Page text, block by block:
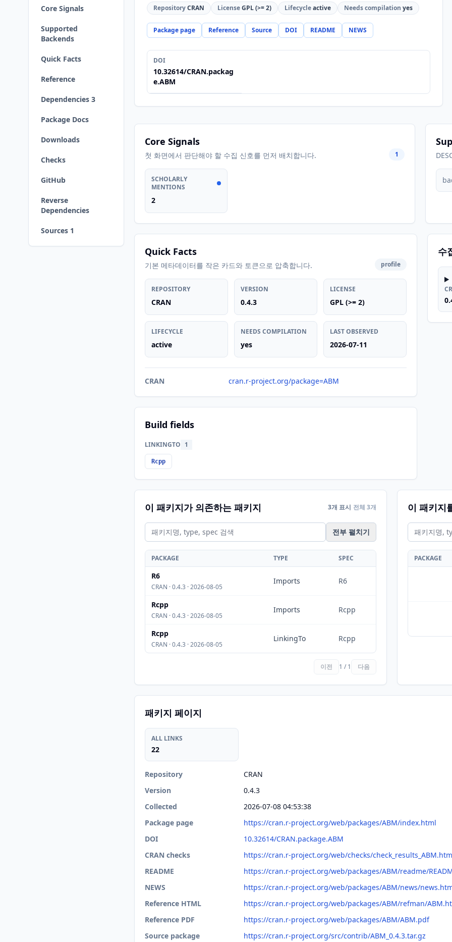
Core Signals
Supported
Backends
Quick Facts
Reference
Dependencies 3
Package Docs
Downloads
Checks
GitHub
Reverse
Dependencies
Sources 1
RepositoryCRAN LicenseGPL (>= 2) Lifecycleactive Needs compilation yes
Package page Reference Source DOI README NEWS
DOI
10.32614/CRAN.packag
e.ABM
Core Signals
첫 화면에서 판단해야 할 수집 신호를 먼저 배치합니다. 1
SCHOLARLY
MENTIONS
2
Quick Facts
기본 메타데이터를 작은 카드와 토큰으로 압축합니다. profile
REPOSITORY
CRAN
VERSION
0.4.3
LICENSE
GPL (>= 2)
LIFECYCLE
active
NEEDS COMPILATION
yes
LAST OBSERVED
2026-07-11
CRAN cran.r-project.org/package=ABM
Build fields
LINKINGTO 1
Rcpp
수
이 패키지가 의존하는 패키지 3개 표시 전체 3개
전부 펼치기
PACKAGE TYPE SPEC
R6
CRAN · 0.4.3 · 2026-08-05
Imports R6
Rcpp
CRAN · 0.4.3 · 2026-08-05
Imports Rcpp
Rcpp
CRAN · 0.4.3 · 2026-08-05
LinkingTo Rcpp
이전 1 / 1 다음
이 패키지
PACKAGE
패키지 페이지
ALL LINKS
22
Repository
CRAN
Version
0.4.3
Collected
2026-07-08 04:53:38
Package page
https://cran.r-project.org/web/packages/ABM/index.html
DOI
10.32614/CRAN.package.ABM
CRAN checks
https://cran.r-project.org/web/checks/
README
https://cran.r-project.org/web/packages/ABM/readme/
NEWS
https://cran.r-project.org/web/packages/ABM/news/
Reference HTML
https://cran.r-project.org/web/packages/ABM/refman/
Reference PDF
https://cran.r-project.org/web/packages/ABM/ABM.pdf
Source package
https://cran.r-project.org/src/contrib/ABM_0.4.3.tar.gz